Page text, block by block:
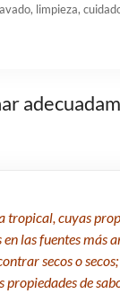
limpieza,
tropical, cuyas
las fuentes más
secos o
de